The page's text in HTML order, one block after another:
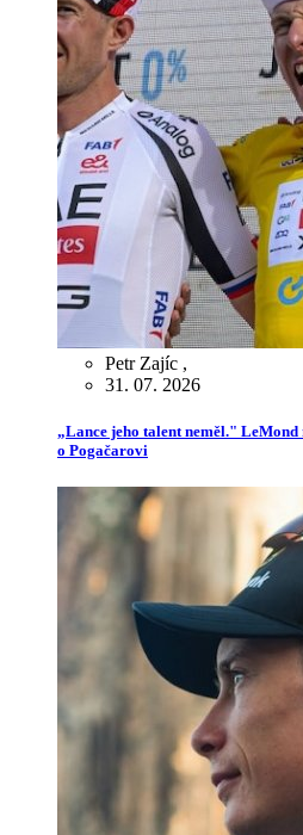
Petr Zajíc ,
31. 07. 2026
„Lance jeho talent neměl."
o Pogačarovi